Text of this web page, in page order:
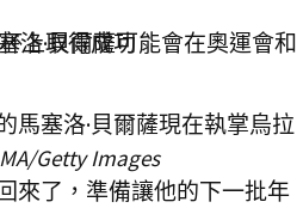
馬塞洛·貝爾薩現在執掌烏拉
Getty Images
來了，準備讓他的下一批年